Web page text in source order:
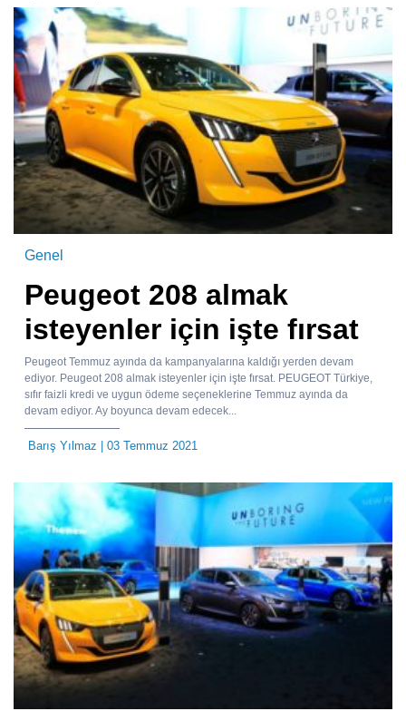
Genel
Peugeot 208 almak
isteyenler için işte fırsat
Peugeot Temmuz ayında da kampanyalarına kaldığı yerden devam
ediyor. Peugeot 208 almak isteyenler için işte fırsat. PEUGEOT Türkiye,
sıfır faizli kredi ve uygun ödeme seçeneklerine Temmuz ayında da
devam ediyor. Ay boyunca devam edecek...
Barış Yılmaz | 03 Temmuz 2021